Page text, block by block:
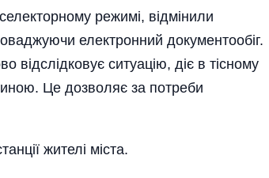
режимі, відмінили
електронний документообіг.
відслідковує ситуацію, діє в тісному
Це дозволяє за потреби
жителі міста.